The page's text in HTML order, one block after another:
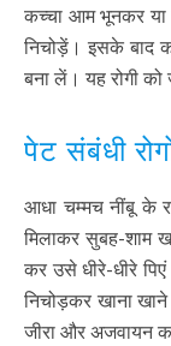
कच्चा आम भूनकर या
निचोड़ें। इसके बाद
बना लें। यह रोगी को
पेट संबंधी
आधा चम्मच नींबू के
मिलाकर सुबह-शाम
कर उसे धीरे-धीरे
निचोड़कर खाना
जीरा और अजवायन